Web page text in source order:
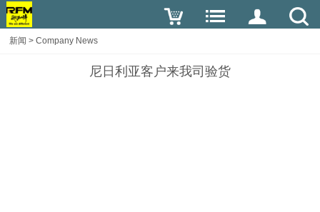
新闻 >Company News
尼日利亚客户来我司验货